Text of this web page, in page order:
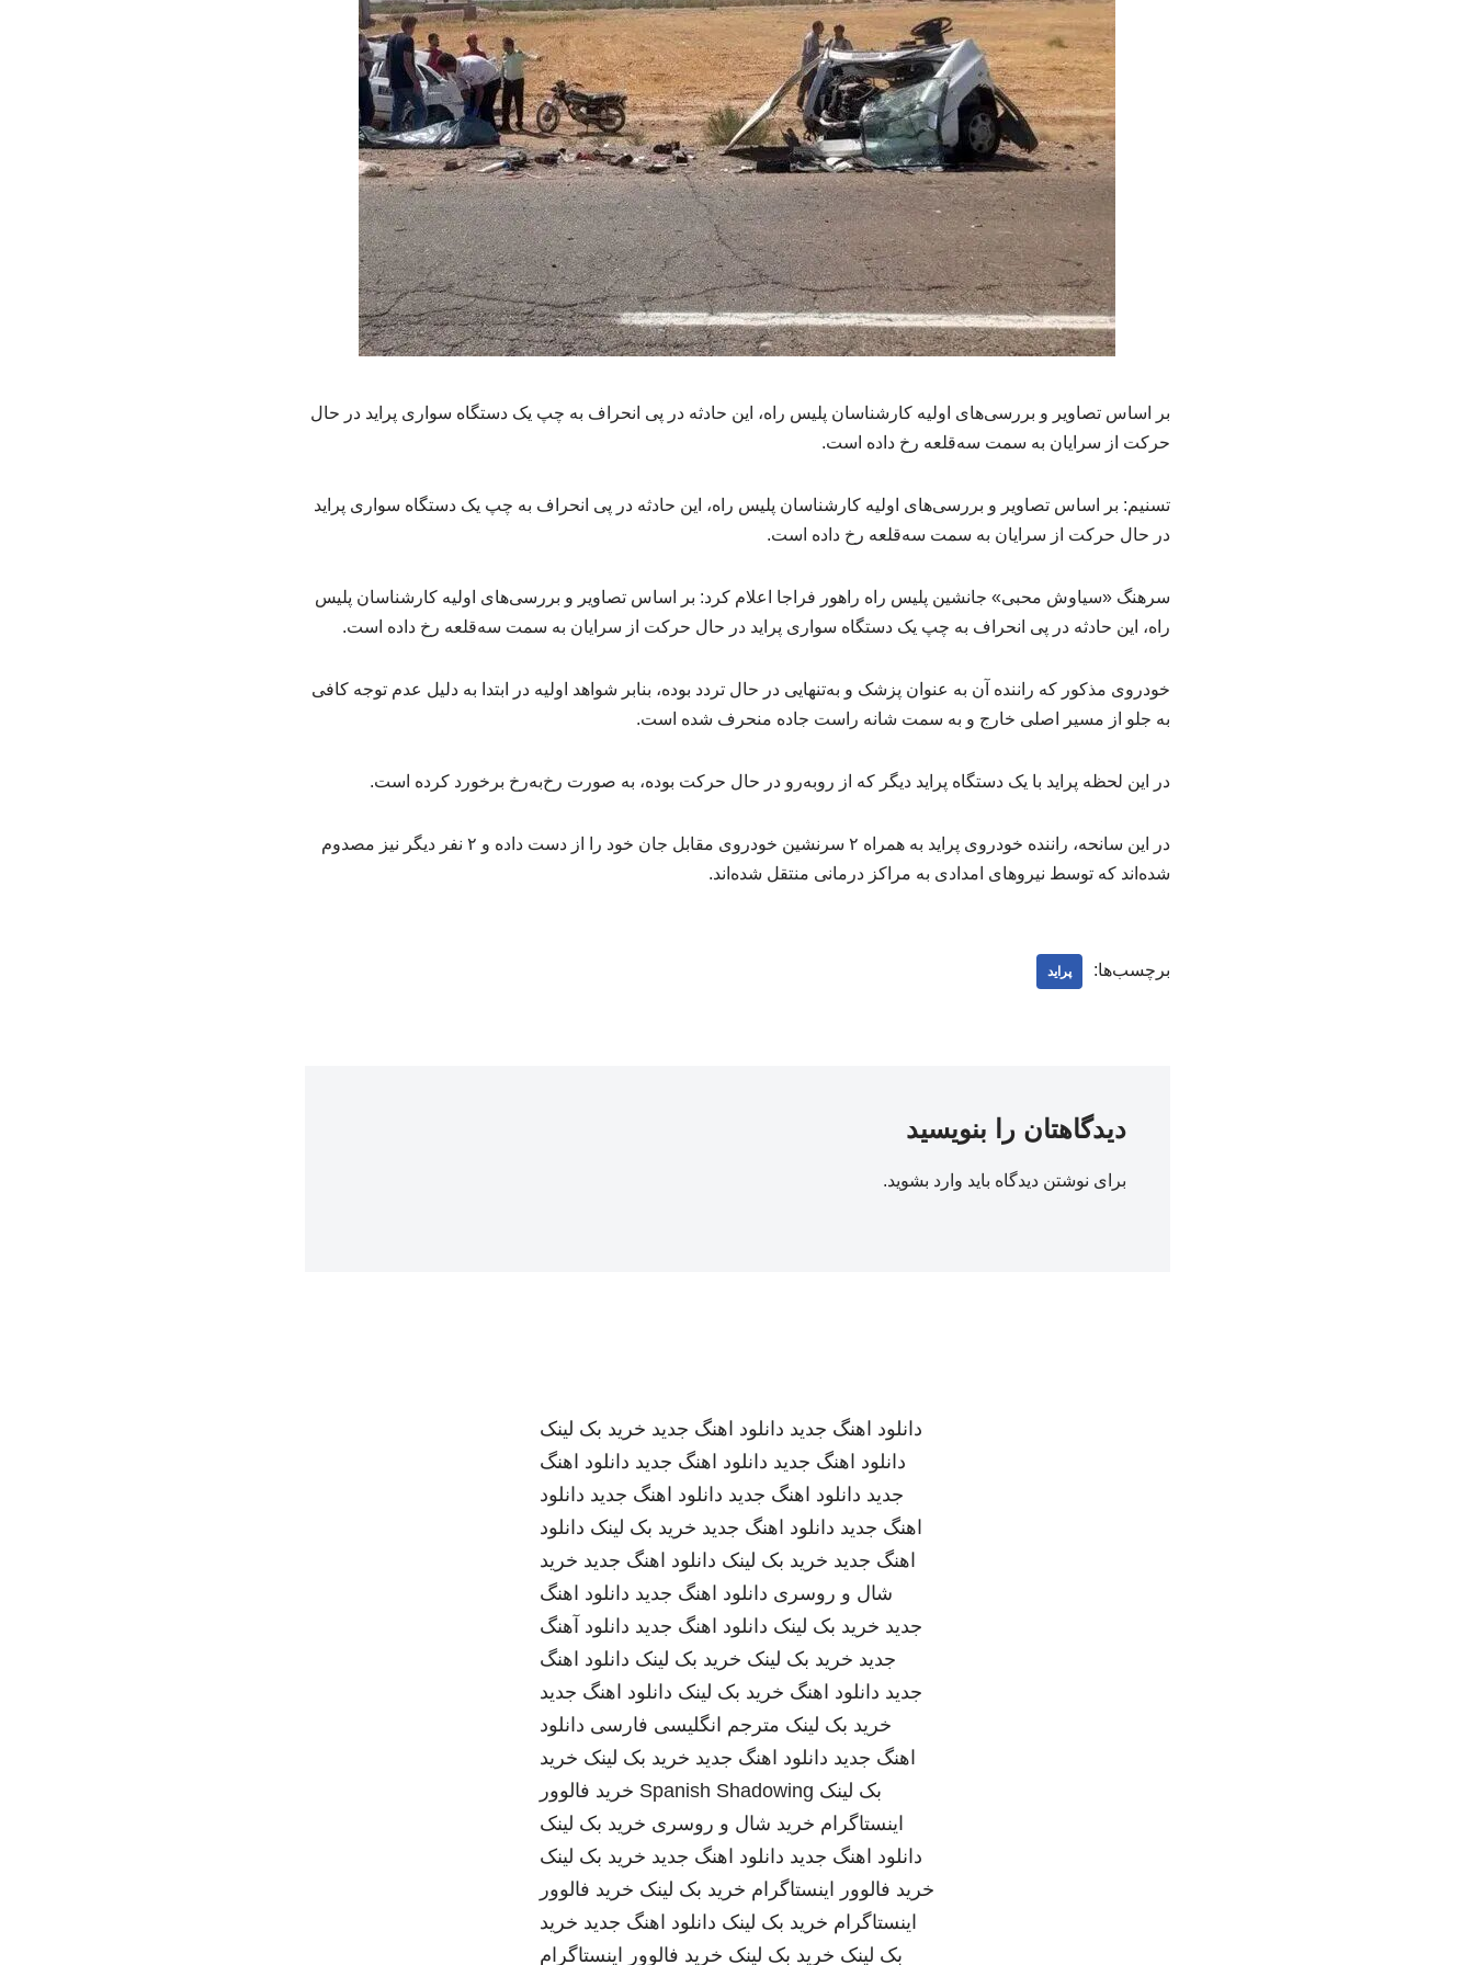
بر اساس تصاویر و بررسی‌های اولیه کارشناسان پلیس راه، این حادثه در پی انحراف به چپ یک دستگاه سواری پراید در حال
حرکت از سرایان به سمت سه‌قلعه رخ داده است.
تسنیم: بر اساس تصاویر و بررسی‌های اولیه کارشناسان پلیس راه، این حادثه در پی انحراف به چپ یک دستگاه سواری پراید
در حال حرکت از سرایان به سمت سه‌قلعه رخ داده است.
سرهنگ «سیاوش محبی» جانشین پلیس راه راهور فراجا اعلام کرد: بر اساس تصاویر و بررسی‌های اولیه کارشناسان پلیس
راه، این حادثه در پی انحراف به چپ یک دستگاه سواری پراید در حال حرکت از سرایان به سمت سه‌قلعه رخ داده است.
خودروی مذکور که راننده آن به عنوان پزشک و به‌تنهایی در حال تردد بوده، بنابر شواهد اولیه در ابتدا به دلیل عدم توجه کافی
به جلو از مسیر اصلی خارج و به سمت شانه راست جاده منحرف شده است.
در این لحظه پراید با یک دستگاه پراید دیگر که از روبه‌رو در حال حرکت بوده، به صورت رخ‌به‌رخ برخورد کرده است.
در این سانحه، راننده خودروی پراید به همراه ۲ سرنشین خودروی مقابل جان خود را از دست داده و ۲ نفر دیگر نیز مصدوم
شده‌اند که توسط نیروهای امدادی به مراکز درمانی منتقل شده‌اند.
برچسب‌ها: پراید
دیدگاهتان را بنویسید
برای نوشتن دیدگاه باید وارد بشوید.
دانلود اهنگ جدید دانلود اهنگ جدید خرید بک لینک
دانلود اهنگ جدید دانلود اهنگ جدید دانلود اهنگ
جدید دانلود اهنگ جدید دانلود اهنگ جدید دانلود
اهنگ جدید دانلود اهنگ جدید خرید بک لینک دانلود
اهنگ جدید خرید بک لینک دانلود اهنگ جدید خرید
شال و روسری دانلود اهنگ جدید دانلود اهنگ
جدید خرید بک لینک دانلود اهنگ جدید دانلود آهنگ
جدید خرید بک لینک خرید بک لینک دانلود اهنگ
جدید دانلود اهنگ خرید بک لینک دانلود اهنگ جدید
خرید بک لینک مترجم انگلیسی فارسی دانلود
اهنگ جدید دانلود اهنگ جدید خرید بک لینک خرید
بک لینک Spanish Shadowing خرید فالوور
اینستاگرام خرید شال و روسری خرید بک لینک
دانلود اهنگ جدید دانلود اهنگ جدید خرید بک لینک
خرید فالوور اینستاگرام خرید بک لینک خرید فالوور
اینستاگرام خرید بک لینک دانلود اهنگ جدید خرید
بک لینک خرید بک لینک خرید فالوور اینستاگرام